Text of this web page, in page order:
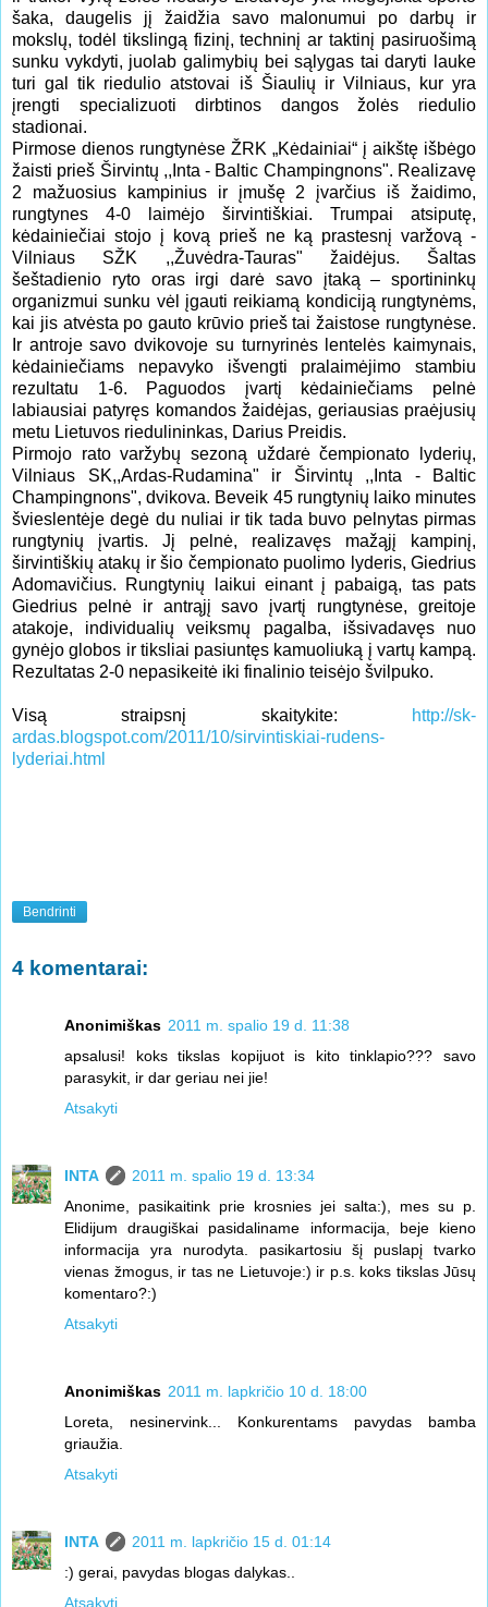
šaka, daugelis jį žaidžia savo malonumui po darbų ir
mokslų, todėl tikslingą fizinį, techninį ar taktinį pasiruošimą
sunku vykdyti, juolab galimybių bei sąlygas tai daryti lauke
turi gal tik riedulio atstovai iš Šiaulių ir Vilniaus, kur yra
įrengti specializuoti dirbtinos dangos žolės riedulio
stadionai.
Pirmose dienos rungtynėse ŽRK „Kėdainiai“ į aikštę išbėgo
žaisti prieš Širvintų ,,Inta - Baltic Champingnons". Realizavę
2 mažuosius kampinius ir įmušę 2 įvarčius iš žaidimo,
rungtynes 4-0 laimėjo širvintiškiai. Trumpai atsiputę,
kėdainiečiai stojo į kovą prieš ne ką prastesnį varžovą -
Vilniaus SŽK ,,Žuvėdra-Tauras" žaidėjus. Šaltas
šeštadienio ryto oras irgi darė savo įtaką – sportininkų
organizmui sunku vėl įgauti reikiamą kondiciją rungtynėms,
kai jis atvėsta po gauto krūvio prieš tai žaistose rungtynėse.
Ir antroje savo dvikovoje su turnyrinės lentelės kaimynais,
kėdainiečiams nepavyko išvengti pralaimėjimo stambiu
rezultatu 1-6. Paguodos įvartį kėdainiečiams pelnė
labiausiai patyręs komandos žaidėjas, geriausias praėjusių
metu Lietuvos riedulininkas, Darius Preidis.
Pirmojo rato varžybų sezoną uždarė čempionato lyderių,
Vilniaus SK,,Ardas-Rudamina" ir Širvintų ,,Inta - Baltic
Champingnons", dvikova. Beveik 45 rungtynių laiko minutes
švieslentėje degė du nuliai ir tik tada buvo pelnytas pirmas
rungtynių įvartis. Jį pelnė, realizavęs mažąjį kampinį,
širvintiškių atakų ir šio čempionato puolimo lyderis, Giedrius
Adomavičius. Rungtynių laikui einant į pabaigą, tas pats
Giedrius pelnė ir antrąjį savo įvartį rungtynėse, greitoje
atakoje, individualių veiksmų pagalba, išsivadavęs nuo
gynėjo globos ir tiksliai pasiuntęs kamuoliuką į vartų kampą.
Rezultatas 2-0 nepasikeitė iki finalinio teisėjo švilpuko.
Visą straipsnį skaitykite:
http://sk-
ardas.blogspot.com/2011/10/sirvintiskiai-rudens-
lyderiai.html
Bendrinti
4 komentarai:
Anonimiškas 2011 m. spalio 19 d. 11:38
apsalusi! koks tikslas kopijuot is kito tinklapio??? savo
parasykit, ir dar geriau nei jie!
Atsakyti
INTA
2011 m. spalio 19 d. 13:34
Anonime, pasikaitink prie krosnies jei salta:), mes su p.
Elidijum draugiškai pasidaliname informacija, beje kieno
informacija yra nurodyta. pasikartosiu šį puslapį tvarko
vienas žmogus, ir tas ne Lietuvoje:) ir p.s. koks tikslas Jūsų
komentaro?:)
Atsakyti
Anonimiškas 2011 m. lapkričio 10 d. 18:00
Loreta, nesinervink... Konkurentams pavydas bamba
griaužia.
Atsakyti
INTA
2011 m. lapkričio 15 d. 01:14
:) gerai, pavydas blogas dalykas..
Atsakyti